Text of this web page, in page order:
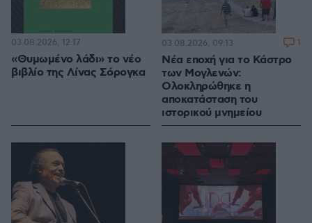
«Θυμωμένο λάδι» το νέο
βιβλίο της Λίνας Σόρογκα
03.08.2026, 12:17
Νέα εποχή για το Κάστρο
των Μογλενών:
Ολοκληρώθηκε η
αποκατάσταση του
ιστορικού μνημείου
03.08.2026, 09:13 1